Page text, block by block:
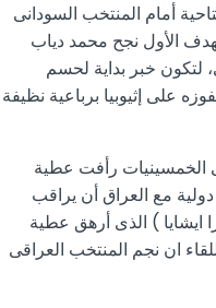
أمام المنتخب السودانى
الهدف الأول نجح محمد دياب
لتكون خبر بداية لحسم
على إثيوبيا برباعية نظيفة
الخمسينيات رأفت عطية
مع العراق أن يراقب
ايشايا ) الذى أرهق عطية
ان نجم المنتخب العراقى